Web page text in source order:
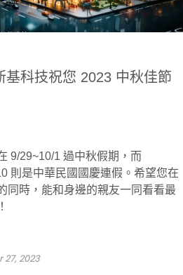
基科技祝您 2023 中秋佳節
9/29~10/1 過中秋假期，而
則是中華民國國慶連假。希望您在
同時，能和身邊的親友一同看看最
2023